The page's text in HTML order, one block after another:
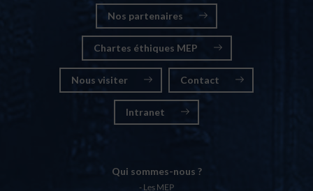
Nos partenaires
Chartes éthiques MEP
Nous visiter Contact
Intranet
Qui sommes-nous ?
Les MEP